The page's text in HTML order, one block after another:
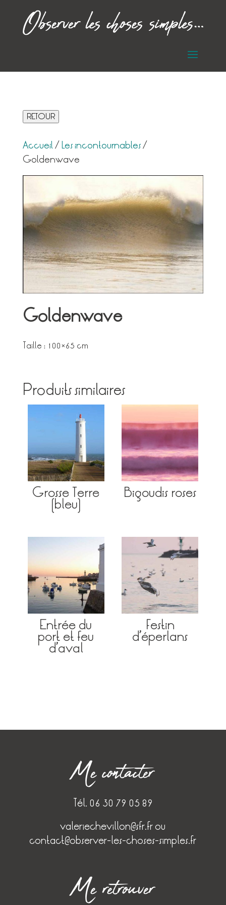
RETOUR
Accueil/Les incontournables/
Goldenwave
Goldenwave
Taille : 100×65 cm
Produits similaires
Grosse Terre
(bleu)
Bigoudis roses
Entrée du
port et feu
d’aval
Festin
d’éperlans
Me contacter
Tél. 06 30 79 05 89
valeriechevillon@sfr.frou
contact@observer-les-choses-simples.fr
Me retrouver